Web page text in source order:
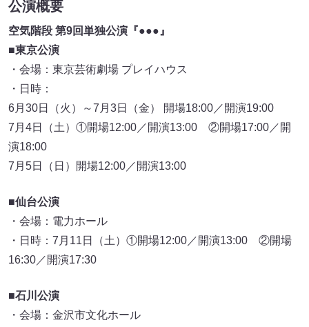
公演概要
空気階段 第9回単独公演『●●●』
■東京公演
・会場：東京芸術劇場 プレイハウス
・日時：
6月30日（火）～7月3日（金） 開場18:00／開演19:00
7月4日（土）①開場12:00／開演13:00 ②開場17:00／開
演18:00
7月5日（日）開場12:00／開演13:00
■仙台公演
・会場：電力ホール
・日時：7月11日（土）①開場12:00／開演13:00 ②開場
16:30／開演17:30
■石川公演
・会場：金沢市文化ホール